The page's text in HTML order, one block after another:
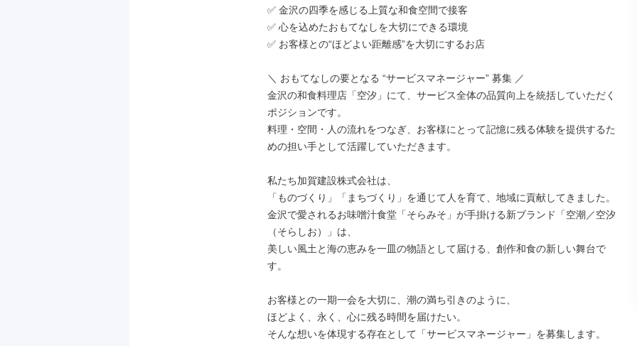
✅ 金沢の四季を感じる上質な和食空間で接客
✅ 心を込めたおもてなしを大切にできる環境
✅ お客様との“ほどよい距離感”を大切にするお店
＼ おもてなしの要となる “サービスマネージャー” 募集 ／
金沢の和食料理店「空汐」にて、サービス全体の品質向上を統括していただく
ポジションです。
料理・空間・人の流れをつなぎ、お客様にとって記憶に残る体験を提供するた
めの担い手として活躍していただきます。
私たち加賀建設株式会社は、
「ものづくり」「まちづくり」を通じて人を育て、地域に貢献してきました。
金沢で愛されるお味噌汁食堂「そらみそ」が手掛ける新ブランド「空潮／空汐
（そらしお）」は、
美しい風土と海の恵みを一皿の物語として届ける、創作和食の新しい舞台で
す。
お客様との一期一会を大切に、潮の満ち引きのように、
ほどよく、永く、心に残る時間を届けたい。
そんな想いを体現する存在として「サービスマネージャー」を募集します。